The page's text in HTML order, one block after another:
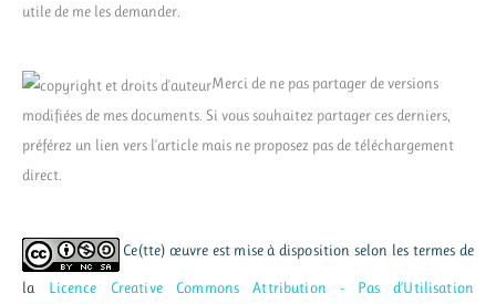
utile de me les demander.
Merci de ne pas partager de versions
modifiées de mes documents. Si vous souhaitez partager ces derniers,
préférez un lien vers l'article mais ne proposez pas de téléchargement
direct.
Ce(tte) œuvre est mise à disposition selon les termes de
la Licence Creative Commons Attribution - Pas d’Utilisation